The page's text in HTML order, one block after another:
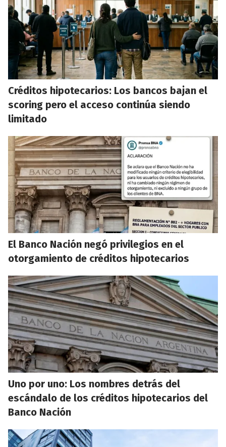
Créditos hipotecarios: Los bancos bajan el
scoring pero el acceso continúa siendo
limitado
El Banco Nación negó privilegios en el
otorgamiento de créditos hipotecarios
Uno por uno: Los nombres detrás del
escándalo de los créditos hipotecarios del
Banco Nación